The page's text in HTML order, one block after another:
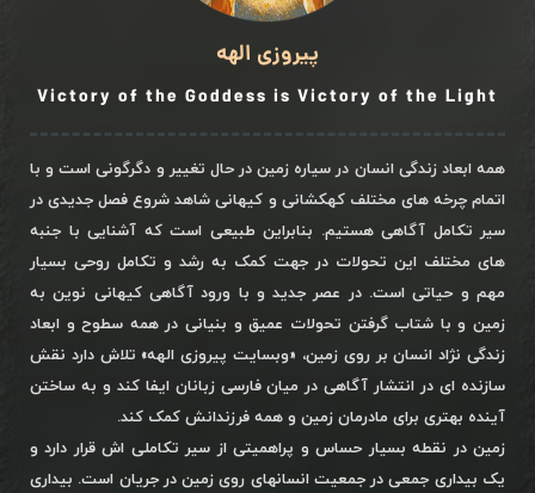
پیروزی الهه
Victory of the Goddess is Victory of the Light
همه ابعاد زندگی انسان در سیاره زمین در حال تغییر و دگرگونی است و با
اتمام چرخه های مختلف کهکشانی و کیهانی شاهد شروع فصل جدیدی در
سیر تکامل آگاهی هستیم. بنابراین طبیعی است که آشنایی با جنبه
های مختلف این تحولات در جهت کمک به رشد و تکامل روحی بسیار
مهم و حیاتی است. در عصر جدید و با ورود آگاهی کیهانی نوین به
زمین و با شتاب گرفتن تحولات عمیق و بنیانی در همه سطوح و ابعاد
زندگی نژاد انسان بر روی زمین، «وبسایت پیروزی الهه» تلاش دارد نقش
سازنده ای در انتشار آگاهی در میان فارسی زبانان ایفا کند و به ساختن
آینده بهتری برای مادرمان زمین و همه فرزندانش کمک کند.
زمین در نقطه بسیار حساس و پراهمیتی از سیر تکاملی اش قرار دارد و
یک بیداری جمعی در جمعیت انسانهای روی زمین در جریان است. بیداری